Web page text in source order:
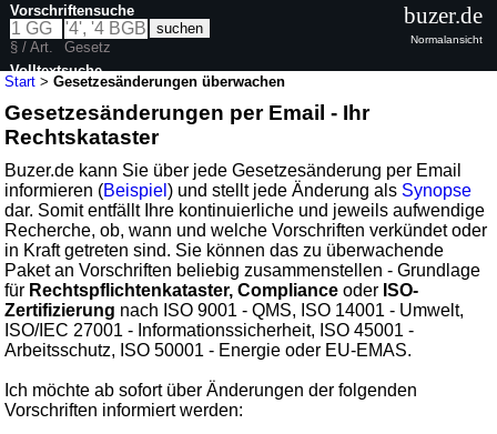
Start >Gesetzesänderungen überwachen
Gesetzesänderungen per Email - Ihr
Rechtskataster
Buzer.de kann Sie über jede Gesetzesänderung per Email
informieren (Beispiel) und stellt jede Änderung als Synopse
dar. Somit entfällt Ihre kontinuierliche und jeweils aufwendige
Recherche, ob, wann und welche Vorschriften verkündet oder
in Kraft getreten sind. Sie können das zu überwachende
Paket an Vorschriften beliebig zusammenstellen - Grundlage
für Rechtspflichtenkataster, Compliance oder ISO-
Zertifizierung nach ISO 9001 - QMS, ISO 14001 - Umwelt,
ISO/IEC 27001 - Informationssicherheit, ISO 45001 -
Arbeitsschutz, ISO 50001 - Energie oder EU-EMAS.
Ich möchte ab sofort über Änderungen der folgenden
Vorschriften informiert werden:
Vorschriftensuche
§ / Art.
Gesetz
Volltextsuche
buzer.de
Normalansicht